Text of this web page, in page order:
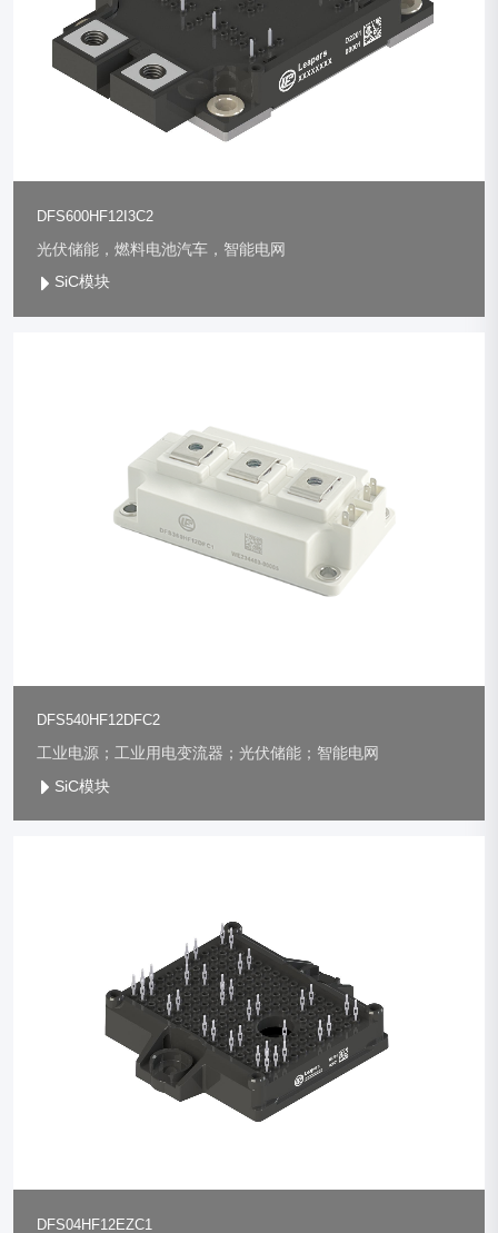
DFS600HF12I3C2
光伏储能，燃料电池汽车，智能电网
SiC模块
DFS540HF12DFC2
工业电源；工业用电变流器；光伏储能；智能电网
SiC模块
DFS04HF12EZC1